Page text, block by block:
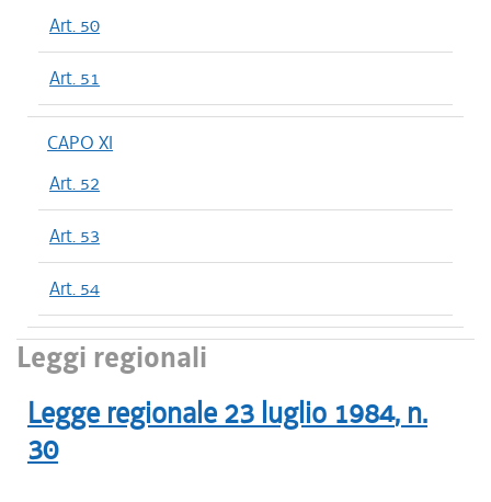
Art. 50
Art. 51
CAPO XI
Art. 52
Art. 53
Art. 54
Leggi regionali
Legge regionale 23 luglio 1984, n.
30